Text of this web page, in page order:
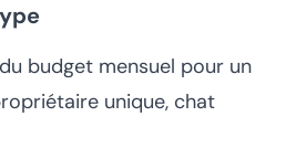
budget mensuel pour un
unique, chat